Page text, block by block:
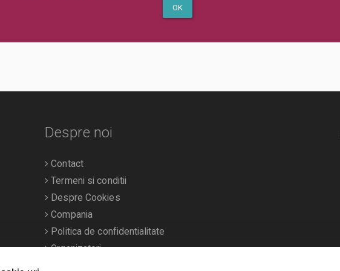
OK
Despre noi
Contact
Termeni si conditii
Despre Cookies
Compania
Politica de confidentialitate
Organizatori